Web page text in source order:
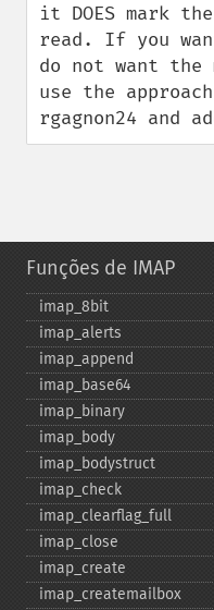
it DOES mark the
read. If you
do not want the
use the
rgagnon24 and
Funções de IMAP
imap_​8bit
imap_​alerts
imap_​append
imap_​base64
imap_​binary
imap_​body
imap_​bodystruct
imap_​check
imap_​clearflag_​full
imap_​close
imap_​create
imap_​createmailbox